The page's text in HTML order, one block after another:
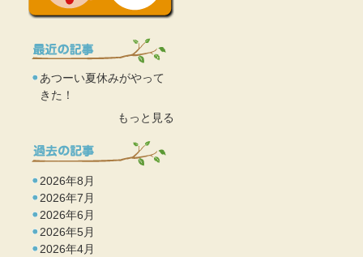
あつーい夏休みがやって
きた！
もっと見る
2026年8月
2026年7月
2026年6月
2026年5月
2026年4月